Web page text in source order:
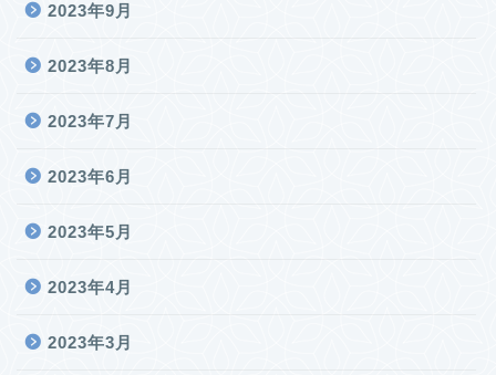
2023年9月
2023年8月
2023年7月
2023年6月
2023年5月
2023年4月
2023年3月